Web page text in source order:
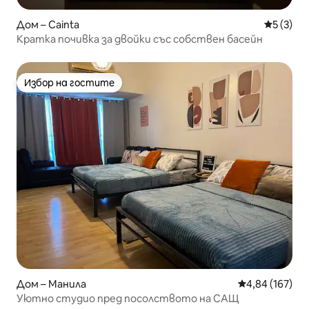
Дом – Cainta Средна
5 (3)
Кратка почивка за двойки със собствен басейн
Избор на гостите
Избор на гостите
Дом – Манила Средна
4,84 (167)
Уютно студио пред посолството на САЩ